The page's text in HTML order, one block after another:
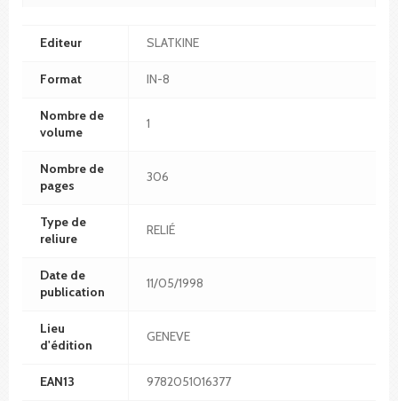
Editeur SLATKINE
Format IN-8
Nombre de
volume
1
Nombre de
pages
306
Type de
reliure
RELIÉ
Date de
publication
11/05/1998
Lieu
d'édition
GENEVE
EAN13 9782051016377